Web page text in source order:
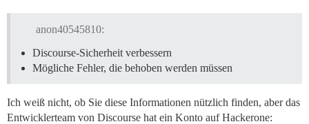
anon40545810:
Discourse-Sicherheit verbessern
Mögliche Fehler, die behoben werden müssen
Ich weiß nicht, ob Sie diese Informationen nützlich finden, aber das
Entwicklerteam von Discourse hat ein Konto auf Hackerone: